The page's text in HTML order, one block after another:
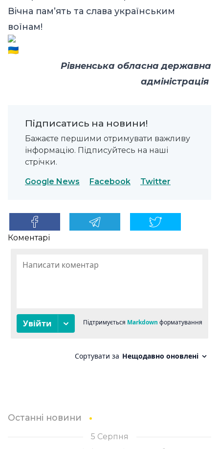
Вічна памʼять та слава українським
воїнам!
Рівненська обласна державна
адміністрація
Підписатись на новини!
Бажаєте першими отримувати важливу
інформацію. Підписуйтесь на наші
стрічки.
Google News Facebook Twitter
Коментарі
Останні новини
5 Серпня